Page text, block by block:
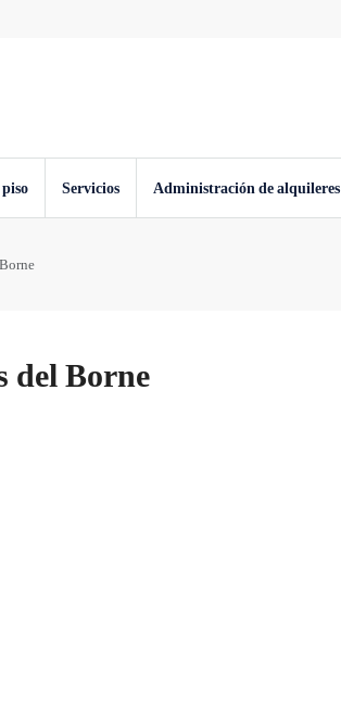
Servicios Administración de alquileres
del Borne